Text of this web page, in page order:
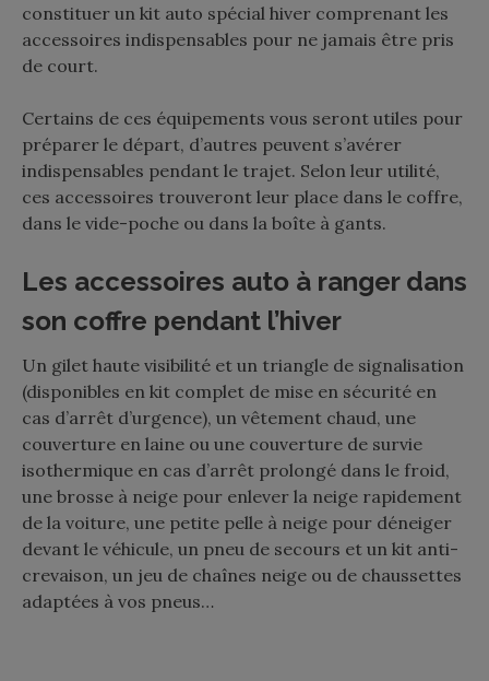
constituer un kit auto spécial hiver comprenant les
accessoires indispensables pour ne jamais être pris
de court.
Certains de ces équipements vous seront utiles pour
préparer le départ, d’autres peuvent s’avérer
indispensables pendant le trajet. Selon leur utilité,
ces accessoires trouveront leur place dans le coffre,
dans le vide-poche ou dans la boîte à gants.
Les accessoires auto à ranger dans
son coffre pendant l’hiver
Un gilet haute visibilité et un triangle de signalisation
(disponibles en kit complet de mise en sécurité en
cas d’arrêt d’urgence), un vêtement chaud, une
couverture en laine ou une couverture de survie
isothermique en cas d’arrêt prolongé dans le froid,
une brosse à neige pour enlever la neige rapidement
de la voiture, une petite pelle à neige pour déneiger
devant le véhicule, un pneu de secours et un kit anti-
crevaison, un jeu de chaînes neige ou de chaussettes
adaptées à vos pneus…